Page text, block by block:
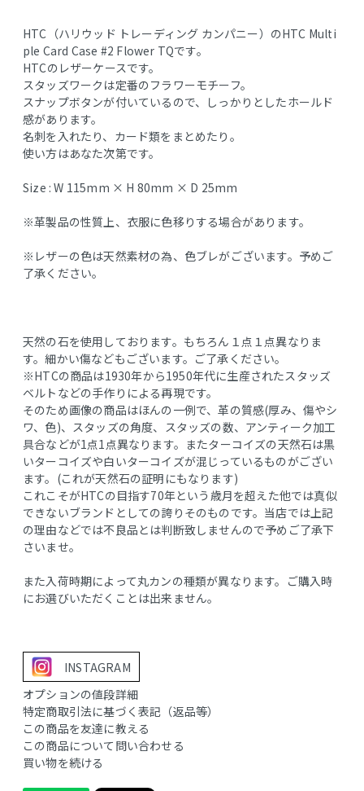
HTC（ハリウッド トレーディング カンパニー）のHTC Multi
ple Card Case #2 Flower TQです。
HTCのレザーケースです。
スタッズワークは定番のフラワーモチーフ。
スナップボタンが付いているので、しっかりとしたホールド
感があります。
名刺を入れたり、カード類をまとめたり。
使い方はあなた次第です。
Size : W 115mm × H 80mm × D 25mm
※革製品の性質上、衣服に色移りする場合があります。
※レザーの色は天然素材の為、色ブレがございます。予めご
了承ください。
天然の石を使用しております。もちろん１点１点異なりま
す。細かい傷などもございます。ご了承ください。
※HTCの商品は1930年から1950年代に生産されたスタッズ
ベルトなどの手作りによる再現です。
そのため画像の商品はほんの一例で、革の質感(厚み、傷やシ
ワ、色)、スタッズの角度、スタッズの数、アンティーク加工
具合などが1点1点異なります。またターコイズの天然石は黒
いターコイズや白いターコイズが混じっているものがござい
ます。(これが天然石の証明にもなります)
これこそがHTCの目指す70年という歳月を超えた他では真似
できないブランドとしての誇りそのものです。当店では上記
の理由などでは不良品とは判断致しませんので予めご了承下
さいませ。
また入荷時期によって丸カンの種類が異なります。ご購入時
にお選びいただくことは出来ません。
INSTAGRAM
オプションの値段詳細
特定商取引法に基づく表記（返品等）
この商品を友達に教える
この商品について問い合わせる
買い物を続ける